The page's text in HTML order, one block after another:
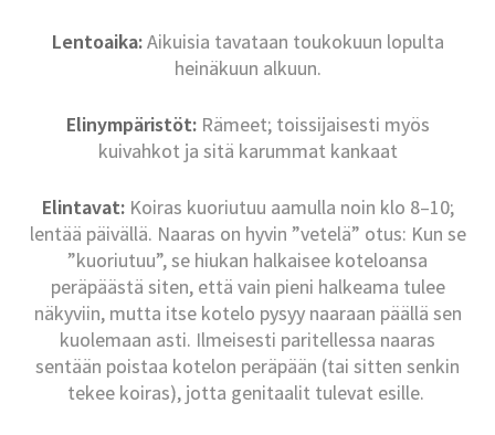
Lentoaika:Aikuisia tavataan toukokuun lopulta
heinäkuun alkuun.
Elinympäristöt:Rämeet; toissijaisesti myös
kuivahkot ja sitä karummat kankaat
Elintavat:Koiras kuoriutuu aamulla noin klo 8–10;
lentää päivällä. Naaras on hyvin ”vetelä” otus: Kun se
”kuoriutuu”, se hiukan halkaisee koteloansa
peräpäästä siten, että vain pieni halkeama tulee
näkyviin, mutta itse kotelo pysyy naaraan päällä sen
kuolemaan asti. Ilmeisesti paritellessa naaras
sentään poistaa kotelon peräpään (tai sitten senkin
tekee koiras), jotta genitaalit tulevat esille.